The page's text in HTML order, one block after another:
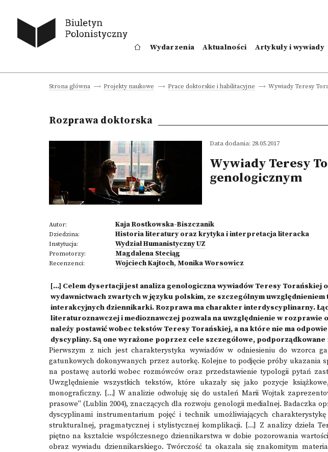
Wydarzenia Aktualności Artykuły i wywiady
Strona główna Projekty naukowe Prace doktorskie i habilitacyjne Wywiady Teresy
Rozprawa doktorska
Data dodania: 28.05.2017
Wywiady Teresy
genologicznym
Autor: Kaja Rostkowska-Biszczanik
Dziedzina: Historia literatury oraz krytyka i interpretacja literacka
Instytucja: Wydział Humanistyczny UZ
Promotorzy: Magdalena Steciąg
Recenzenci: Wojciech Kajtoch, Monika Worsowicz
[...] Celem dysertacji jest analiza genologiczna wywiadów Teresy Torańskiej
wydawnictwach zwartych w języku polskim, ze szczególnym
interakcyjnych dziennikarki. Rozprawa ma charakter interdyscyplinarny.
literaturoznawczej i medioznawczej pozwala na uwzględnienie w rozprawie
należy postawić wobec tekstów Teresy Torańskiej, a na które nie ma
dyscypliny. Są one wyrażone poprzez cele szczegółowe,
Pierwszym z nich jest charakterystyka wywiadów w odniesieniu do wzorca
gatunkowych dokonywanych przez autorkę. Kolejne to podjęcie próby ukazania
na postawę autorki wobec rozmówców oraz przedstawienie typologii pytań
Uwzględnienie wszystkich tekstów, które ukazały się jako pozycje
monograficzny. [...] W analizie odwołuję się do ustaleń Marii Wojtak
prasowe" (Lublin 2004), znaczących dla rozwoju genologii medialnej. Badaczka
dyscyplinami instrumentarium pojęć i technik umożliwiających
strukturalnej, pragmatycznej i stylistycznej komplikacji. [...] Z analizy dzieła
piętno na kształcie współczesnego dziennikarstwa w dobie pozorowania
obraz wywiadu dziennikarskiego. Twórczość ta okazała się znakomitym